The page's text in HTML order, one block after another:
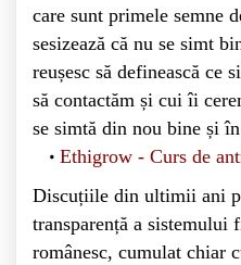
care sunt primele semne
sesizează că nu se simt
reușesc să definească ce
să contactăm și cui îi
se simtă din nou bine și
Ethigrow - Curs de
Discuțiile din ultimii ani
transparență a sistemului
românesc, cumulat chiar